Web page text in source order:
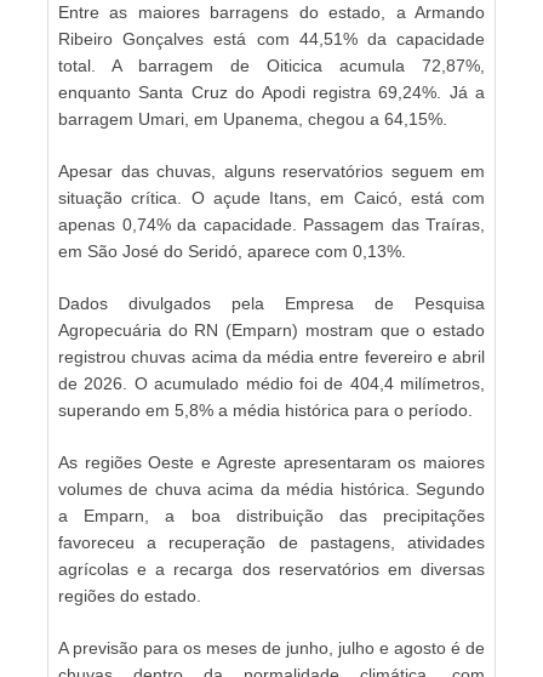
Entre as maiores barragens do estado, a Armando
Ribeiro Gonçalves está com 44,51% da capacidade
total. A barragem de Oiticica acumula 72,87%,
enquanto Santa Cruz do Apodi registra 69,24%. Já a
barragem Umari, em Upanema, chegou a 64,15%.
Apesar das chuvas, alguns reservatórios seguem em
situação crítica. O açude Itans, em Caicó, está com
apenas 0,74% da capacidade. Passagem das Traíras,
em São José do Seridó, aparece com 0,13%.
Dados divulgados pela Empresa de Pesquisa
Agropecuária do RN (Emparn) mostram que o estado
registrou chuvas acima da média entre fevereiro e abril
de 2026. O acumulado médio foi de 404,4 milímetros,
superando em 5,8% a média histórica para o período.
As regiões Oeste e Agreste apresentaram os maiores
volumes de chuva acima da média histórica. Segundo
a Emparn, a boa distribuição das precipitações
favoreceu a recuperação de pastagens, atividades
agrícolas e a recarga dos reservatórios em diversas
regiões do estado.
A previsão para os meses de junho, julho e agosto é de